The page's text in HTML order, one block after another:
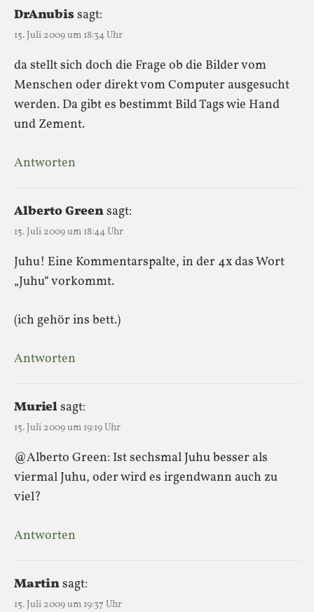
DrAnubissagt:
15. Juli 2009 um 18:34 Uhr
da stellt sich doch die Frage ob die Bilder vom
Menschen oder direkt vom Computer ausgesucht
werden. Da gibt es bestimmt Bild Tags wie Hand
und Zement.
Antworten
Alberto Greensagt:
15. Juli 2009 um 18:44 Uhr
Juhu! Eine Kommentarspalte, in der 4x das Wort
„Juhu“ vorkommt.
(ich gehör ins bett.)
Antworten
Murielsagt:
15. Juli 2009 um 19:19 Uhr
@Alberto Green: Ist sechsmal Juhu besser als
viermal Juhu, oder wird es irgendwann auch zu
viel?
Antworten
Martinsagt:
15. Juli 2009 um 19:37 Uhr